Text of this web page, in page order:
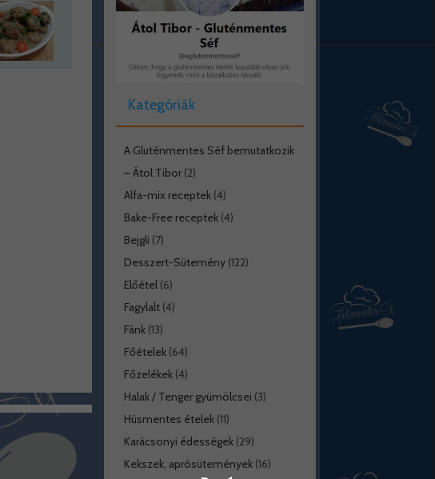
Kategóriák
A Gluténmentes Séf bemutatkozik
– Átol Tibor(2)
Alfa-mix receptek(4)
Bake-Free receptek(4)
Bejgli (7)
Desszert-Sütemény(122)
Előétel(6)
Fagylalt(4)
Fánk(13)
Főételek(64)
Főzelékek(4)
Halak / Tenger gyümölcsei (3)
Húsmentes ételek(11)
Karácsonyi édességek(29)
Kekszek, aprósütemények(16)